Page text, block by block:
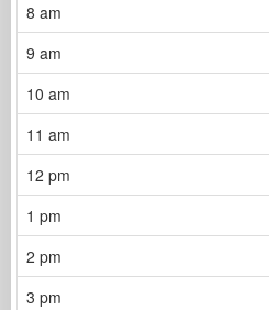
8 am
9 am
10 am
11 am
12 pm
1 pm
2 pm
3 pm